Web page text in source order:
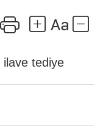
ilave tediye